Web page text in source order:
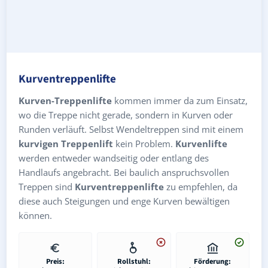
Kurventreppenlifte
Kurven-Treppenlifte kommen immer da zum Einsatz,
wo die Treppe nicht gerade, sondern in Kurven oder
Runden verläuft. Selbst Wendeltreppen sind mit einem
kurvigen Treppenlift kein Problem. Kurvenlifte
werden entweder wandseitig oder entlang des
Handlaufs angebracht. Bei baulich anspruchsvollen
Treppen sind Kurventreppenlifte zu empfehlen, da
diese auch Steigungen und enge Kurven bewältigen
können.
Preis: Rollstuhl: Förderung: